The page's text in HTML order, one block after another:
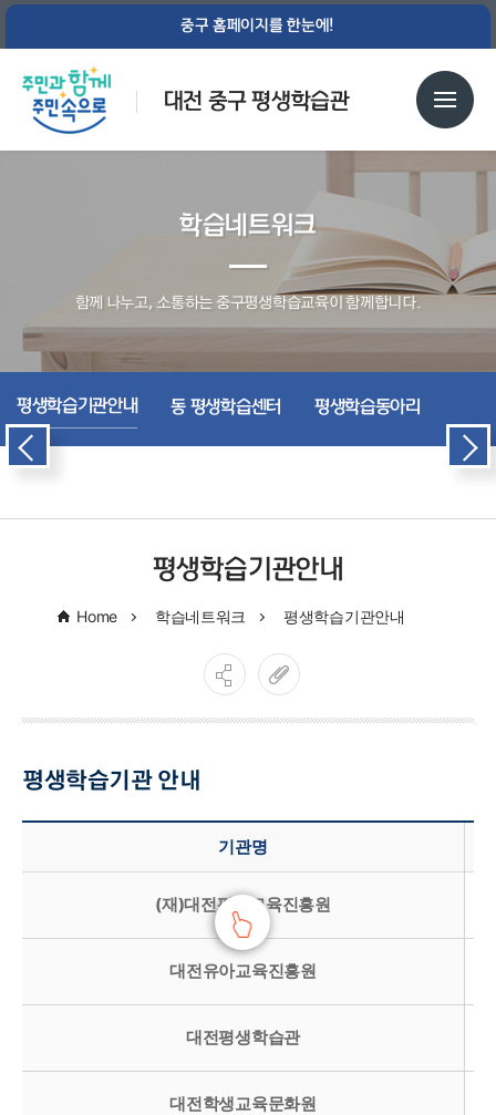
중구 홈페이지를 한눈에!
대전 중구 평생학습관
학습네트워크
함께 나누고, 소통하는 중구평생학습교육이 함께합니다.
평생학습기관안내 동 평생학습센터 평생학습동아리
평생학습기관안내
Home 학습네트워크 평생학습기관안내
평생학습기관 안내
평생학습프로그램 안내 - 기관명, 홈페이지주소, 전화번호 정보 제공
기관명
(재)대전평생교육진흥원
대전유아교육진흥원
대전평생학습관
대전학생교육문화원